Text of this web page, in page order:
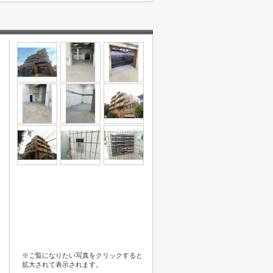
※ご覧になりたい写真をクリックすると
拡大されて表示されます。